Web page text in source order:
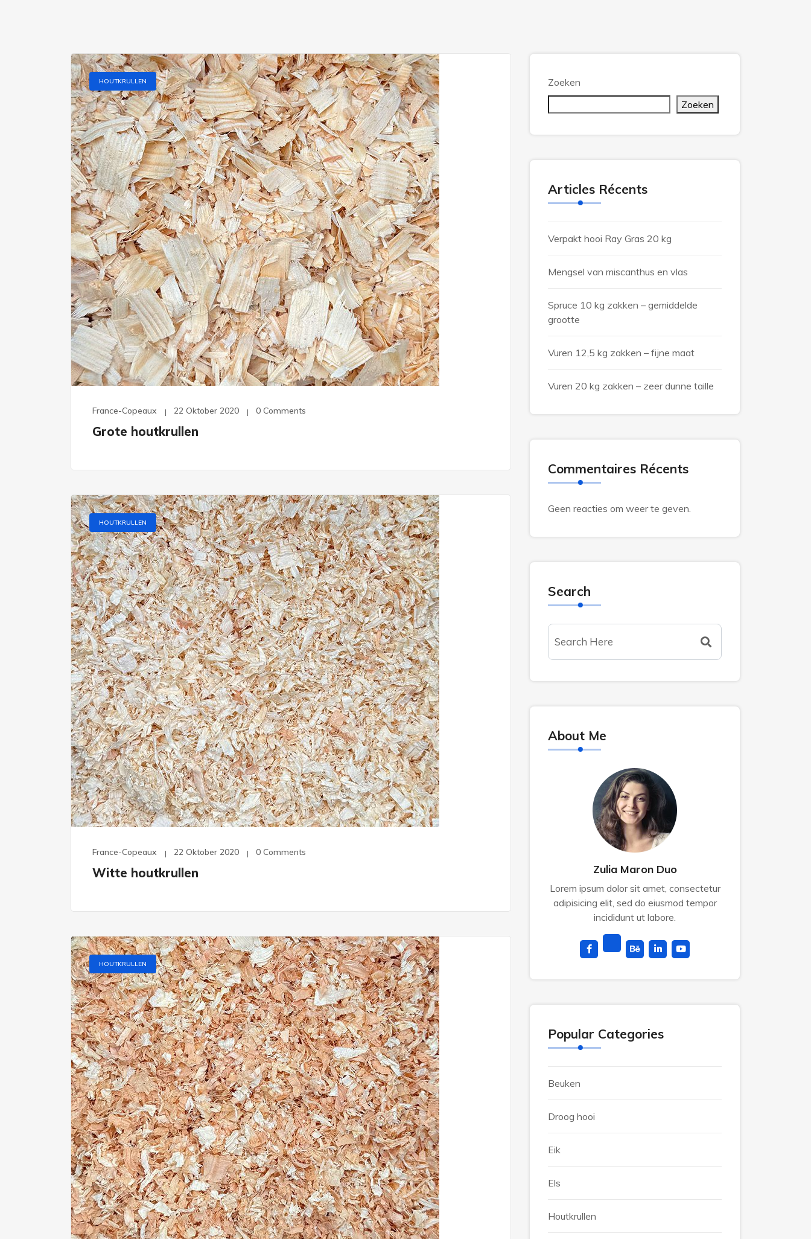
HOUTKRULLEN
France-Copeaux 22 Oktober 2020 0 Comments
Grote houtkrullen
HOUTKRULLEN
France-Copeaux 22 Oktober 2020 0 Comments
Witte houtkrullen
HOUTKRULLEN
Zoeken
Zoeken
Articles Récents
Verpakt hooi Ray Gras 20 kg
Mengsel van miscanthus en vlas
Spruce 10 kg zakken – gemiddelde
grootte
Vuren 12,5 kg zakken – fijne maat
Vuren 20 kg zakken – zeer dunne taille
Commentaires Récents
Geen reacties om weer te geven.
Search
About Me
Zulia Maron Duo
Lorem ipsum dolor sit amet, consectetur
adipisicing elit, sed do eiusmod tempor
incididunt ut labore.
Popular Categories
Beuken
Droog hooi
Eik
Els
Houtkrullen